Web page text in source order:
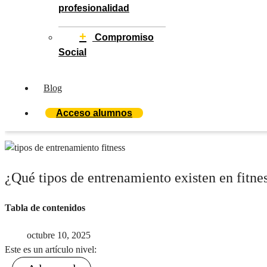
profesionalidad
+
Compromiso
Social
Blog
Acceso alumnos
¿Qué tipos de entrenamiento existen en
Tabla de contenidos
octubre 10, 2025
Este es un artículo nivel: